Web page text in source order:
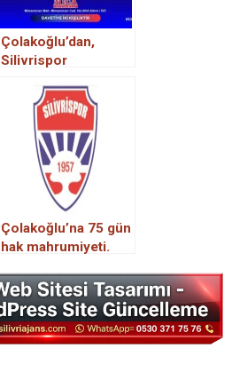
Çolakoğlu’dan,
Silivrispor
yemeğine davet
Çolakoğlu’na 75 gün
hak mahrumiyeti.